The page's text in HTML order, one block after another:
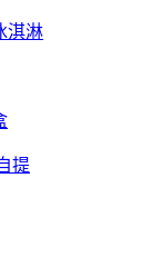
淇淋
提